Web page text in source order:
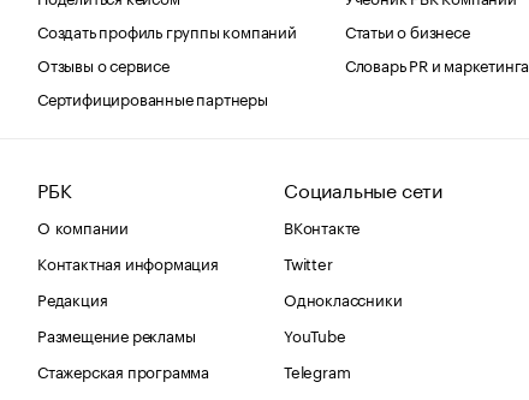
Создать профиль группы компаний
Отзывы о сервисе
Сертифицированные партнеры
Статьи о бизнесе
Словарь PR и маркетинга
РБК
О компании
Контактная информация
Редакция
Размещение рекламы
Стажерская программа
Социальные сети
ВКонтакте
Twitter
Одноклассники
YouTube
Telegram